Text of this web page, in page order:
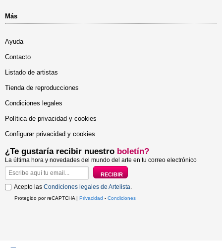
Más
Ayuda
Contacto
Listado de artistas
Tienda de reproducciones
Condiciones legales
Política de privacidad y cookies
Configurar privacidad y cookies
¿Te gustaría recibir nuestro boletín?
La última hora y novedades del mundo del arte en tu correo electrónico
Acepto las Condiciones legales de Artelista.
Protegido por reCAPTCHA | Privacidad - Condiciones